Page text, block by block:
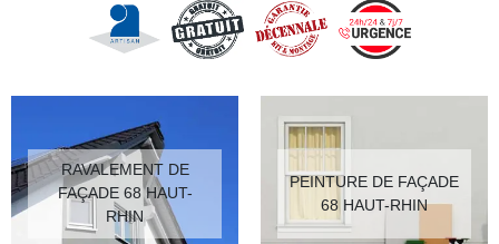
RAVALEMENT DE
FAÇADE 68 HAUT-
RHIN
PEINTURE DE FAÇADE
68 HAUT-RHIN